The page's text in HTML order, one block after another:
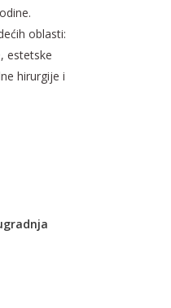
oblasti:
estetske
hirurgije i